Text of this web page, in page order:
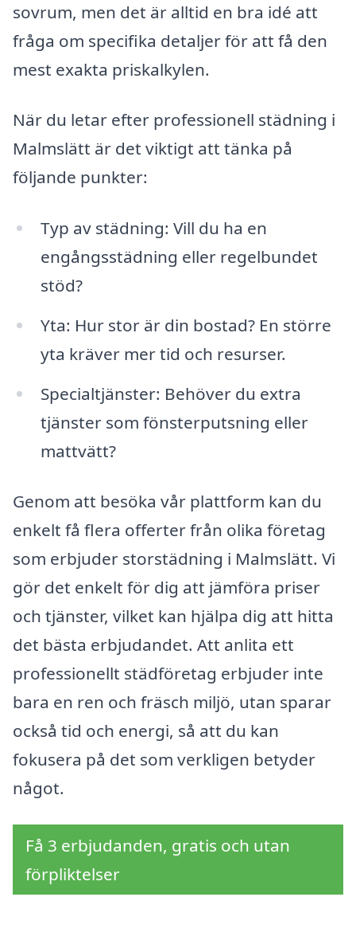
sovrum, men det är alltid en bra idé att
fråga om specifika detaljer för att få den
mest exakta priskalkylen.
När du letar efter professionell städning i
Malmslätt är det viktigt att tänka på
följande punkter:
Typ av städning: Vill du ha en
engångsstädning eller regelbundet
stöd?
Yta: Hur stor är din bostad? En större
yta kräver mer tid och resurser.
Specialtjänster: Behöver du extra
tjänster som fönsterputsning eller
mattvätt?
Genom att besöka vår plattform kan du
enkelt få flera offerter från olika företag
som erbjuder storstädning i Malmslätt. Vi
gör det enkelt för dig att jämföra priser
och tjänster, vilket kan hjälpa dig att hitta
det bästa erbjudandet. Att anlita ett
professionellt städföretag erbjuder inte
bara en ren och fräsch miljö, utan sparar
också tid och energi, så att du kan
fokusera på det som verkligen betyder
något.
Få 3 erbjudanden, gratis och utan
förpliktelser